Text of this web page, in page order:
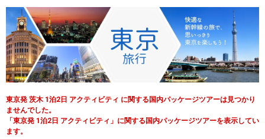
東京発 茨木 1泊2日 アクティビティ に関する国内パッケージツアーは見つかり
ませんでした。
「東京発 1泊2日 アクティビティ」に関する国内パッケージツアーを表示してい
ます。